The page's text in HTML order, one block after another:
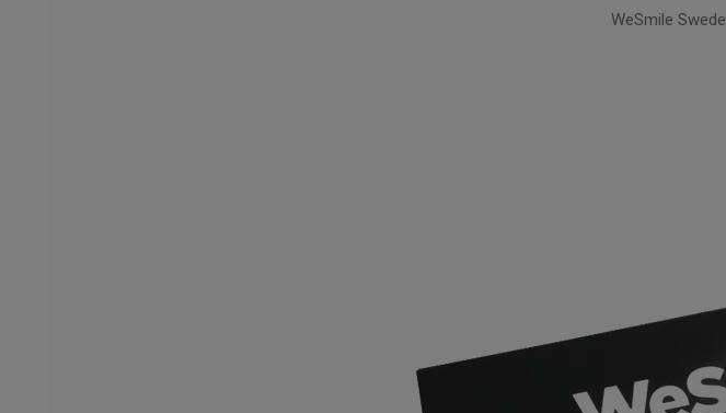
WeSmile